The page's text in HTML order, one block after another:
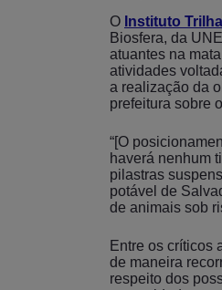
O Instituto
Biosfera, da
atuantes na
atividades
a realização da
prefeitura sobre
“[O
haverá nenhum
pilastras
potável de
de animais sob
Entre os críticos
de maneira
respeito dos